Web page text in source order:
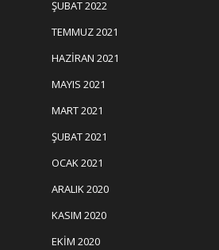
ŞUBAT 2022
TEMMUZ 2021
HAZIRAN 2021
MAYIS 2021
MART 2021
ŞUBAT 2021
OCAK 2021
ARALIK 2020
KASIM 2020
EKIM 2020